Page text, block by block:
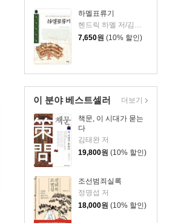
하멜표류기
헨드릭 하멜 저/김태진 역
7,650원 (10% 할인)
이 분야 베스트셀러
책문, 이 시대가 묻는
다
김태완 저
19,800원 (10% 할인)
조선범죄실록
정명섭 저
18,000원 (10% 할인)
더보기